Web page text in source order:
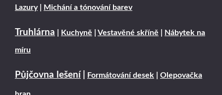
Lazury| Michání a tónování barev
Truhlárna Kuchyně Vestavěné skříně Nábytek na
míru
Půjčovna lešení Formátování desek Olepovačka